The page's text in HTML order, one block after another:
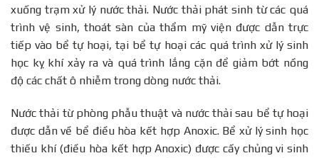
xuống trạm xử lý nước thải. Nước thải phát sinh từ các quá
trình vệ sinh, thoát sàn của thẩm mỹ viện được dẫn trực
tiếp vào bể tự hoại, tại bể tự hoại các quá trình xử lý sinh
học kỵ khí xảy ra và quá trình lắng cặn để giảm bớt nồng
độ các chất ô nhiễm trong dòng nước thải.
Nước thải từ phòng phẫu thuật và nước thải sau bể tự hoại
được dẫn về bể điều hòa kết hợp Anoxic. Bể xử lý sinh học
thiếu khí (điều hòa kết hợp Anoxic) được cấy chủng vi sinh